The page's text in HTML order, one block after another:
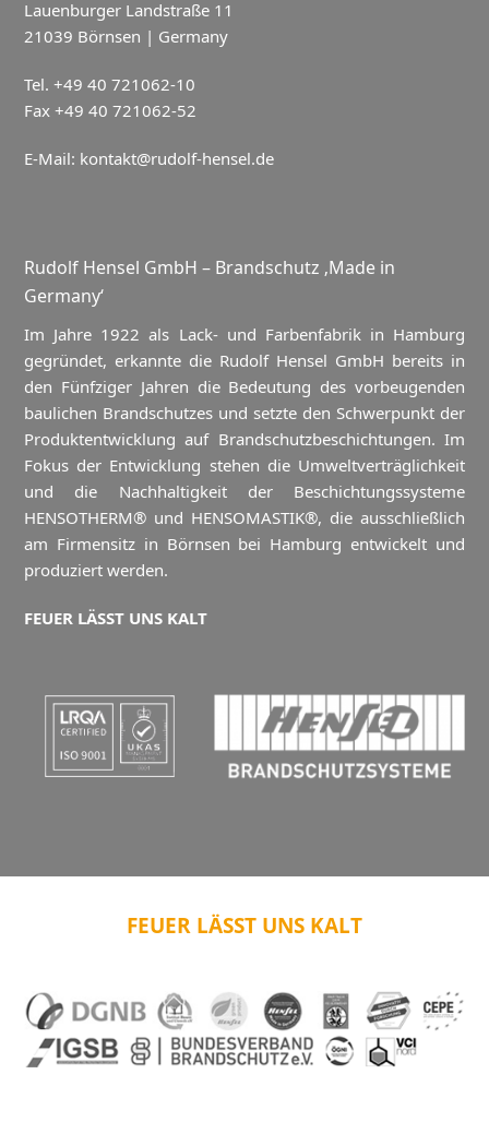
Lauenburger Landstraße 11
21039 Börnsen | Germany
Tel. +49 40 721062-10
Fax +49 40 721062-52
E-Mail: kontakt@rudolf-hensel.de
Rudolf Hensel GmbH – Brandschutz ‚Made in
Germany‘
Im Jahre 1922 als Lack- und Farbenfabrik in Hamburg
gegründet, erkannte die Rudolf Hensel GmbH bereits in
den Fünfziger Jahren die Bedeutung des vorbeugenden
baulichen Brandschutzes und setzte den Schwerpunkt der
Produktentwicklung auf Brandschutzbeschichtungen. Im
Fokus der Entwicklung stehen die Umweltverträglichkeit
und die Nachhaltigkeit der Beschichtungssysteme
HENSOTHERM® und HENSOMASTIK®, die ausschließlich
am Firmensitz in Börnsen bei Hamburg entwickelt und
produziert werden.
FEUER LÄSST UNS KALT
FEUER LÄSST UNS KALT